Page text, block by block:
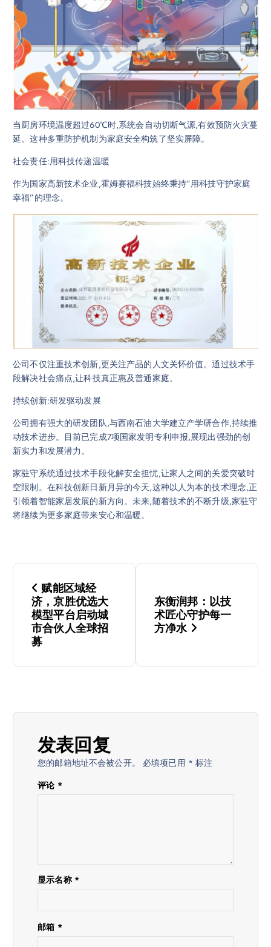
当厨房环境温度超过60℃时,系统会自动切断气源,有效预防火灾蔓
延。这种多重防护机制为家庭安全构筑了坚实屏障。
社会责任:用科技传递温暖
作为国家高新技术企业,霍姆赛福科技始终秉持”用科技守护家庭
幸福”的理念。
公司不仅注重技术创新,更关注产品的人文关怀价值。通过技术手
段解决社会痛点,让科技真正惠及普通家庭。
持续创新:研发驱动发展
公司拥有强大的研发团队,与西南石油大学建立产学研合作,持续推
动技术进步。目前已完成7项国家发明专利申报,展现出强劲的创
新实力和发展潜力。
家驻守系统通过技术手段化解安全担忧,让家人之间的关爱突破时
空限制。在科技创新日新月异的今天,这种以人为本的技术理念,正
引领着智能家居发展的新方向。未来,随着技术的不断升级,家驻守
将继续为更多家庭带来安心和温暖。
文
章
导
航
赋能区域经
济，京胜优选大
模型平台启动城
市合伙人全球招
募
东衡润邦：以技
术匠心守护每一
方净水
发表回复
您的邮箱地址不会被公开。 必填项已用 * 标注
评论 *
显示名称 *
邮箱 *